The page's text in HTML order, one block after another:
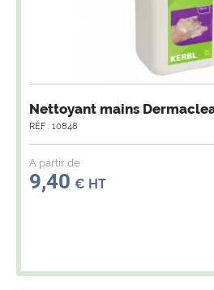
Nettoyant mains
RÉF : 10848
A partir de
9,40 € HT